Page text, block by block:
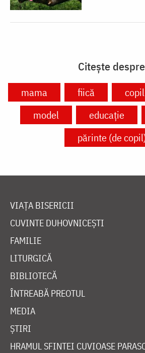
Citește
mama fiică copil
model
educație
părinte (de
VIAȚA BISERICII
CUVINTE DUHOVNICEȘTI
FAMILIE
LITURGICĂ
BIBLIOTECĂ
ÎNTREABĂ PREOTUL
MEDIA
ȘTIRI
HRAMUL SFINTEI CUVIOASE